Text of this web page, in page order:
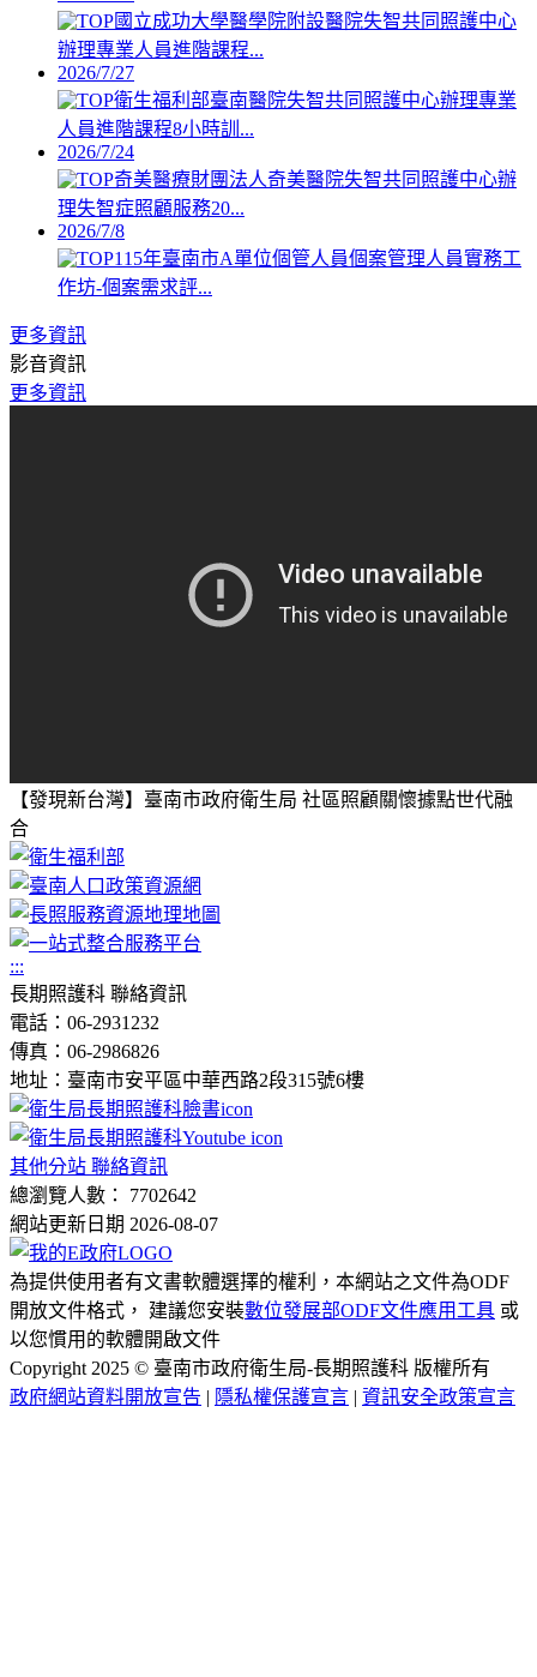
國立成功大學醫學院附設醫院失智共同照護中心
辦理專業人員進階課程...
2026/7/27
衛生福利部臺南醫院失智共同照護中心辦理專業
人員進階課程8小時訓...
2026/7/24
奇美醫療財團法人奇美醫院失智共同照護中心辦
理失智症照顧服務20...
2026/7/8
115年臺南市A單位個管人員個案管理人員實務工
作坊-個案需求評...
更多資訊
影音資訊
更多資訊
【發現新台灣】臺南市政府衛生局 社區照顧關懷據點世代融
合
:::
長期照護科 聯絡資訊
電話：06-2931232
傳真：06-2986826
地址：臺南市安平區中華西路2段315號6樓
其他分站 聯絡資訊
總瀏覽人數： 7702642
網站更新日期 2026-08-07
為提供使用者有文書軟體選擇的權利，本網站之文件為ODF
開放文件格式， 建議您安裝數位發展部ODF文件應用工具 或
以您慣用的軟體開啟文件
Copyright 2025 © 臺南市政府衛生局-長期照護科 版權所有
政府網站資料開放宣告 | 隱私權保護宣言 | 資訊安全政策宣言